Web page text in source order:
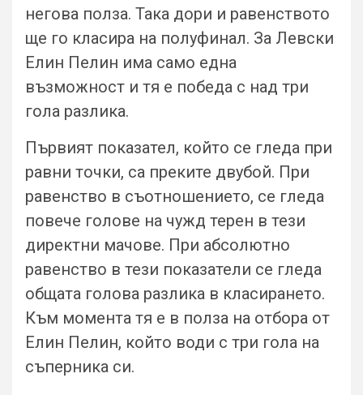
негова полза. Така дори и равенството
ще го класира на полуфинал. За Левски
Елин Пелин има само една
възможност и тя е победа с над три
гола разлика.
Първият показател, който се гледа при
равни точки, са преките двубой. При
равенство в съотношението, се гледа
повече голове на чужд терен в тези
директни мачове. При абсолютно
равенство в тези показатели се гледа
общата голова разлика в класирането.
Към момента тя е в полза на отбора от
Елин Пелин, който води с три гола на
съперника си.